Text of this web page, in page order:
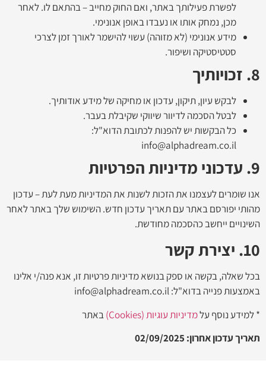
לפשרת פעילותך באתר, ואם החוק מחייב – בהתאם לו. לאחר
מכן, נמחק אותו או נעבדו באופן אנונימי.
מידע אנונימי (לא מזוהה) עשוי להישמר לאורך זמן לצרכי
סטטיסטיקה ושיפור.
8. זכויותיך
לבקש עיון, תיקון, עדכון או מחיקה של מידע אודותיך.
לבטל הסכמה לדיוור שיווקי שקיבלת בעבר.
כל הבקשות יש להפנות לכתובת הדוא"ל:
info@alphadream.co.il
9. עדכוני מדיניות הפרטיות
אנו שומרים לעצמנו את הזכות לשנות את המדיניות מעת לעת – עדכון
מהותי יפורסם באתר עם תאריך עדכון חדש. השימוש שלך באתר לאחר
השינויים ייחשב כהסכמה מחודשת.
10. יצירת קשר
בכל שאלה, בקשה או ספק בנושא מדיניות פרטיות זו, אנא פנה/י אלינו
באמצעות פנייה בדוא"ל: info@alphadream.co.il
* למידע נוסף עלמדיניות עוגיות (Cookies)
באתר
תאריך עדכון אחרון: 02/09/2025